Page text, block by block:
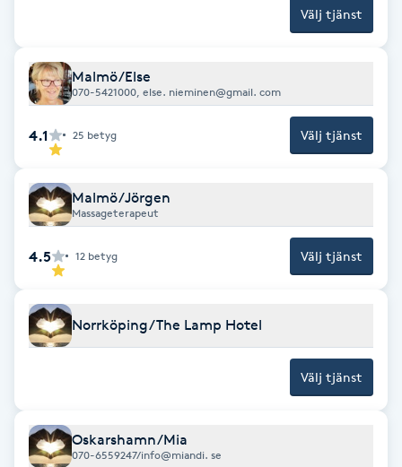
Cryoterapi
Damklippning
Dermapen
Enzympeeling
Extensions borttagning
Eyeliner-tatuering
Välj tjänst
Malmö/Else
070-5421000, else. nieminen@gmail. com
4.1 25 betyg Välj tjänst
Malmö/Jörgen
Massageterapeut
4.5 12 betyg Välj tjänst
Norrköping/The Lamp Hotel
Välj tjänst
Oskarshamn/Mia
070-6559247/info@miandi. se